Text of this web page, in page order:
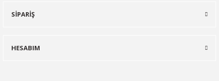
SİPARİŞ
HESABIM